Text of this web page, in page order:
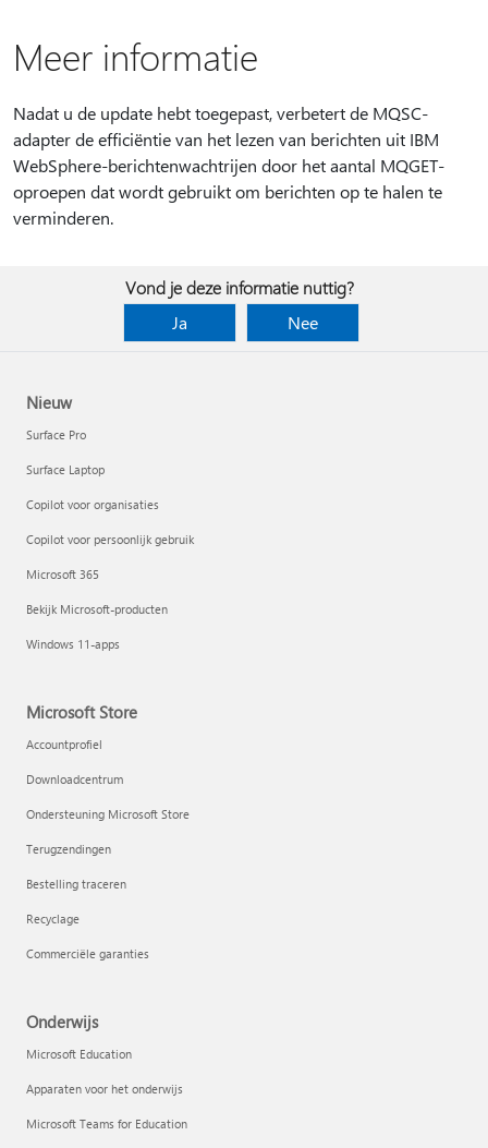
Meer informatie
Nadat u de update hebt toegepast, verbetert de MQSC-
adapter de efficiëntie van het lezen van berichten uit IBM
WebSphere-berichtenwachtrijen door het aantal MQGET-
oproepen dat wordt gebruikt om berichten op te halen te
verminderen.
Vond je deze informatie nuttig?
Ja
Nee
Nieuw
Surface Pro
Surface Laptop
Copilot voor organisaties
Copilot voor persoonlijk gebruik
Microsoft 365
Bekijk Microsoft-producten
Windows 11-apps
Microsoft Store
Accountprofiel
Downloadcentrum
Ondersteuning Microsoft Store
Terugzendingen
Bestelling traceren
Recyclage
Commerciële garanties
Onderwijs
Microsoft Education
Apparaten voor het onderwijs
Microsoft Teams for Education